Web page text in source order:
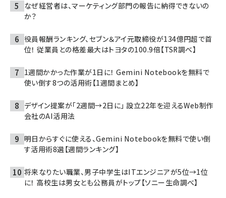
なぜ経営者は、マーケティング部門の報告に納得できないの
か？
役員報酬ランキング、セブン＆アイ元取締役が134億円超で首
位！ 従業員との格差最大はトヨタの100.9倍【TSR調べ】
1週間かかった作業が1日に！ Gemini Notebookを無料で
使い倒す8つの活用術【1週間まとめ】
デザイン提案が「2週間→2日に」 設立22年を迎えるWeb制作
会社のAI活用法
明日からすぐに使える、Gemini Notebookを無料で使い倒
す活用術8選【週間ランキング】
将来なりたい職業、男子中学生はITエンジニアが5位→1位
に！ 高校生は男女とも公務員がトップ【ソニー生命調べ】